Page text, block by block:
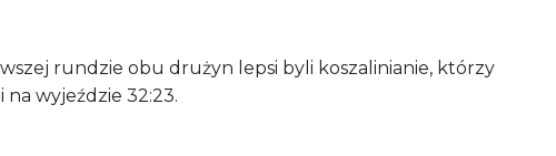
rundzie obu drużyn lepsi byli koszalinianie, którzy
na wyjeździe 32:23.